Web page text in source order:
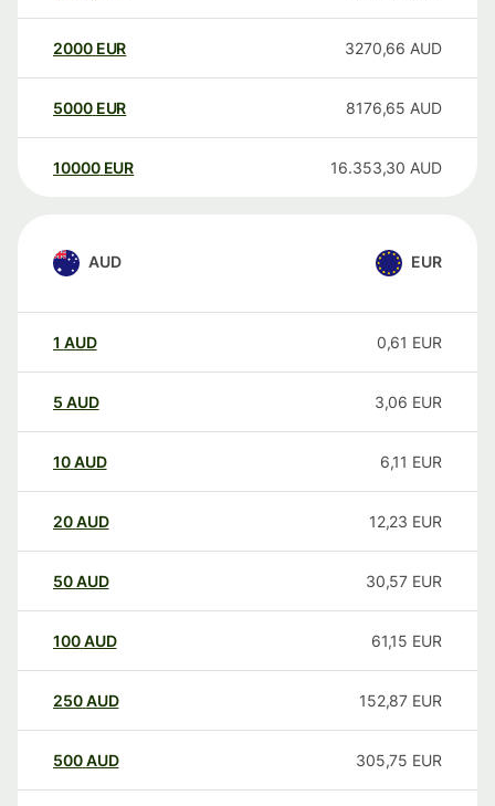
2000 EUR 3270,66 AUD
5000 EUR 8176,65 AUD
10000 EUR 16.353,30 AUD
AUD EUR
1 AUD 0,61 EUR
5 AUD 3,06 EUR
10AUD 6,11 EUR
20AUD 12,23 EUR
50AUD 30,57 EUR
100AUD 61,15 EUR
250AUD 152,87 EUR
500AUD 305,75 EUR